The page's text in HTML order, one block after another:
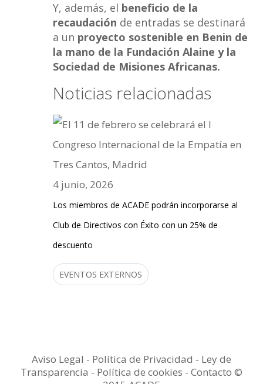
Y, además, el beneficio de la
recaudación de entradas se destinará
a un proyecto sostenible en Benin de
la mano de la Fundación Alaine y la
Sociedad de Misiones Africanas.
Noticias relacionadas
4 junio, 2026
Los miembros de ACADE podrán incorporarse al
Club de Directivos con Éxito con un 25% de
descuento
EVENTOS EXTERNOS
Aviso Legal - Política de Privacidad - Ley de
Transparencia - Política de cookies - Contacto ©